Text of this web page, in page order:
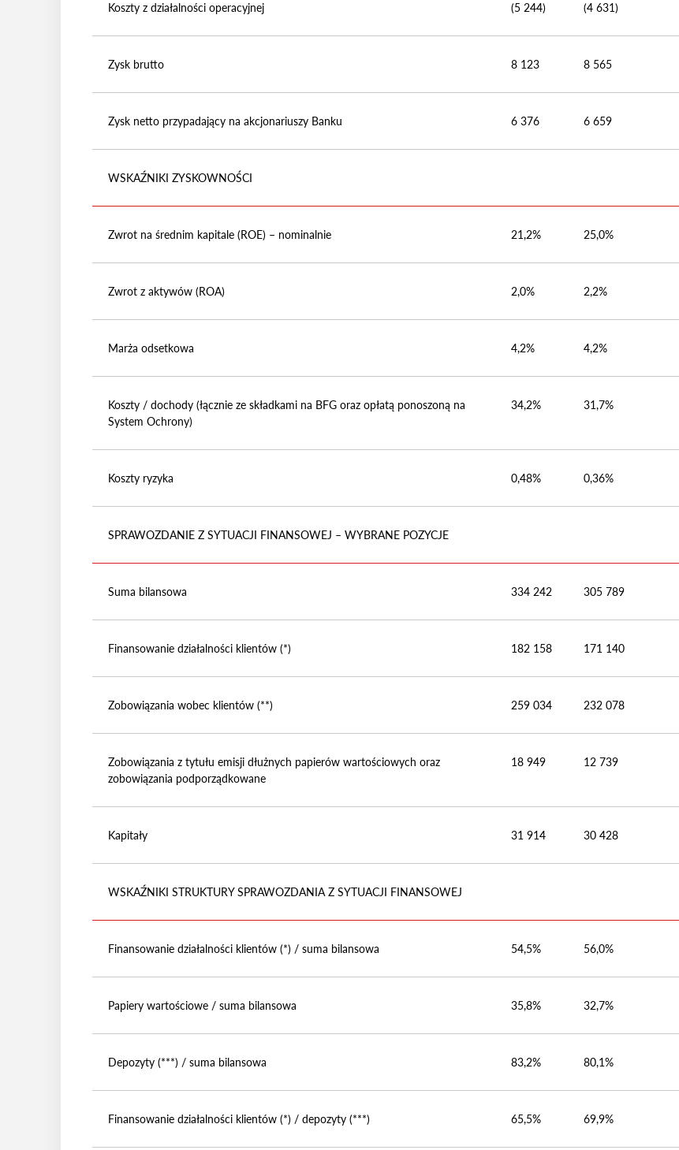
Koszty z działalności operacyjnej (5 244) (4 631)
Zysk brutto 8 123 8 565
Zysk netto przypadający na akcjonariuszy Banku 6 376 6 659
WSKAŹNIKI ZYSKOWNOŚCI
Zwrot na średnim kapitale (ROE) – nominalnie 21,2% 25,0%
Zwrot z aktywów (ROA) 2,0% 2,2%
Marża odsetkowa 4,2% 4,2%
Koszty / dochody (łącznie ze składkami na BFG oraz opłatą ponoszoną na
System Ochrony)
34,2% 31,7%
Koszty ryzyka 0,48% 0,36%
SPRAWOZDANIE Z SYTUACJI FINANSOWEJ – WYBRANE POZYCJE
Suma bilansowa 334 242 305 789
Finansowanie działalności klientów (*) 182 158 171 140
Zobowiązania wobec klientów (**) 259 034 232 078
Zobowiązania z tytułu emisji dłużnych papierów wartościowych oraz
zobowiązania podporządkowane
18 949 12 739
Kapitały 31 914 30 428
WSKAŹNIKI STRUKTURY SPRAWOZDANIA Z SYTUACJI FINANSOWEJ
Finansowanie działalności klientów (*) / suma bilansowa 54,5% 56,0%
Papiery wartościowe / suma bilansowa 35,8% 32,7%
Depozyty (***) / suma bilansowa 83,2% 80,1%
Finansowanie działalności klientów (*) / depozyty (***) 65,5% 69,9%